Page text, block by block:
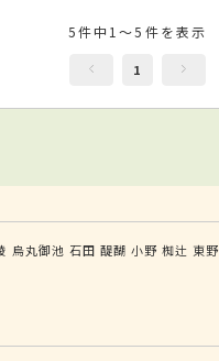
5件中1～5件を表示
1
烏丸御池 石田 醍醐 小野 椥辻 東野